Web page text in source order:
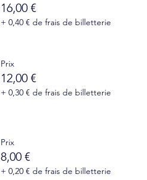
16,00 €
+ 0,40 € de frais de billetterie
Prix
12,00 €
+ 0,30 € de frais de billetterie
Prix
8,00 €
+ 0,20 € de frais de billetterie